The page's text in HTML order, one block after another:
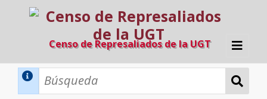
Censo de Represaliados de la UGT
Inicio